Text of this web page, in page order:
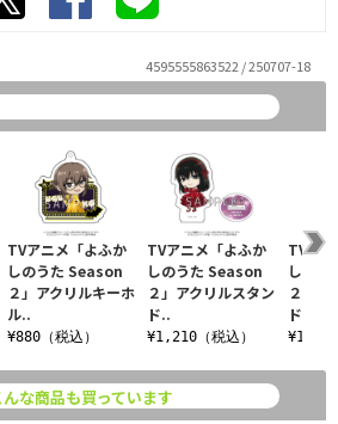
4595555863522 / 250707-18
TVアニメ「よふか
しのうた Season
２」アクリルキーホ
ル..
¥880（税込）
TVアニメ「よふか
しのうた Season
２」アクリルスタン
ド..
¥1,210（税込）
TVア
しの
２」ア
ド..
¥1,210
な商品も買っています